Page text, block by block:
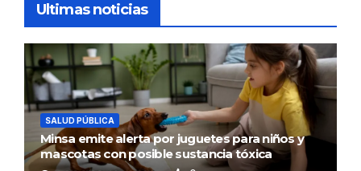
Ultimas noticias
SALUD PÚBLICA
Minsa emite alerta por juguetes para niños y
mascotas con posible sustancia tóxica